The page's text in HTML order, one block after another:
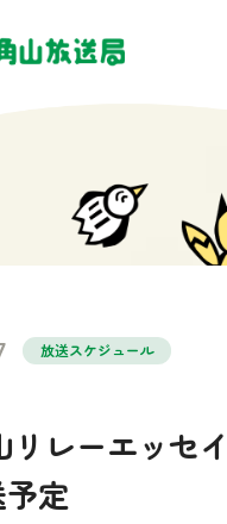
放送スケジュール
リレーエッセ
定